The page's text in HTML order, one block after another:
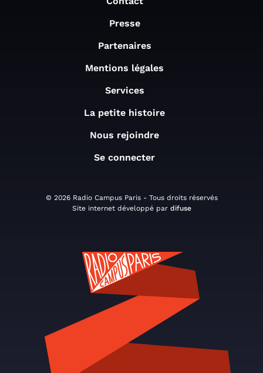
Presse
Partenaires
Mentions légales
Services
La petite histoire
Nous rejoindre
Se connecter
© 2026 Radio Campus Paris - Tous droits réservés
Site internet développé par difuse